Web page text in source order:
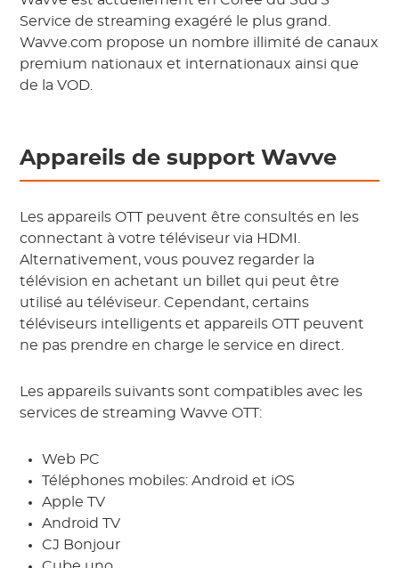
Service de streaming exagéré le plus grand.
Wavve.com propose un nombre illimité de canaux
premium nationaux et internationaux ainsi que
de la VOD.
Appareils de support Wavve
Les appareils OTT peuvent être consultés en les
connectant à votre téléviseur via HDMI.
Alternativement, vous pouvez regarder la
télévision en achetant un billet qui peut être
utilisé au téléviseur. Cependant, certains
téléviseurs intelligents et appareils OTT peuvent
ne pas prendre en charge le service en direct.
Les appareils suivants sont compatibles avec les
services de streaming Wavve OTT:
Web PC
Téléphones mobiles: Android et iOS
Apple TV
Android TV
CJ Bonjour